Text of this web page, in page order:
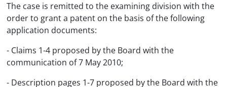
The case is remitted to the examining division with the
order to grant a patent on the basis of the following
application documents:
- Claims 1-4 proposed by the Board with the
communication of 7 May 2010;
- Description pages 1-7 proposed by the Board with the